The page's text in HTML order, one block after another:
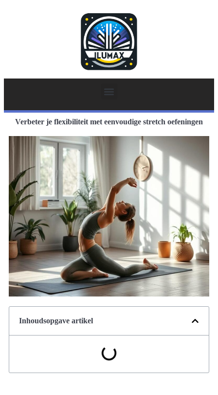
Verbeter je flexibiliteit met eenvoudige stretch oefeningen
Inhoudsopgave artikel